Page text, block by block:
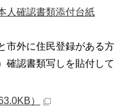
人確認書類添付台紙
市外に住民登録がある方
確認書類写しを貼付して
）